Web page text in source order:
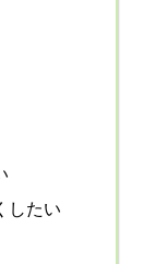
したい